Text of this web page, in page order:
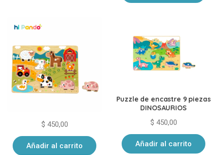
$ 450,00
Añadir al carrito
Puzzle de encastre 9 piezas
DINOSAURIOS
$ 450,00
Añadir al carrito